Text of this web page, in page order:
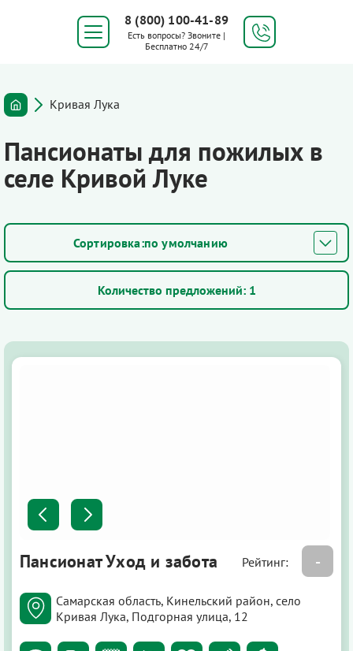
8 (800) 100-41-89
Есть вопросы? Звоните |
Бесплатно 24/7
Кривая Лука
Пансионаты для пожилых в
селе Кривой Луке
по умолчанию
Количество предложений: 1
Пансионат Уход и забота Рейтинг: -
Самарская область, Кинельский район, село
Кривая Лука, Подгорная улица, 12